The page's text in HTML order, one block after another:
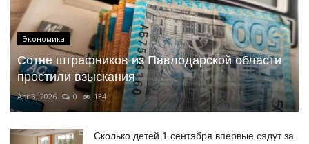
Экономика
Сотне штрафников из Павлодарской области
простили взыскания
Авг 3, 2026 0 134
Сколько детей 1 сентября впервые сядут за